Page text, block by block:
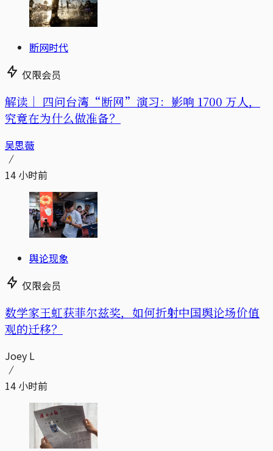
断网时代
仅限会员
解读｜ 四问台湾“断网”演习：影响 1700 万人，
究竟在为什么做准备？
吴思薇
14 小时前
舆论现象
仅限会员
数学家王虹获菲尔兹奖，如何折射中国舆论场价值
观的迁移？
Joey L
14 小时前